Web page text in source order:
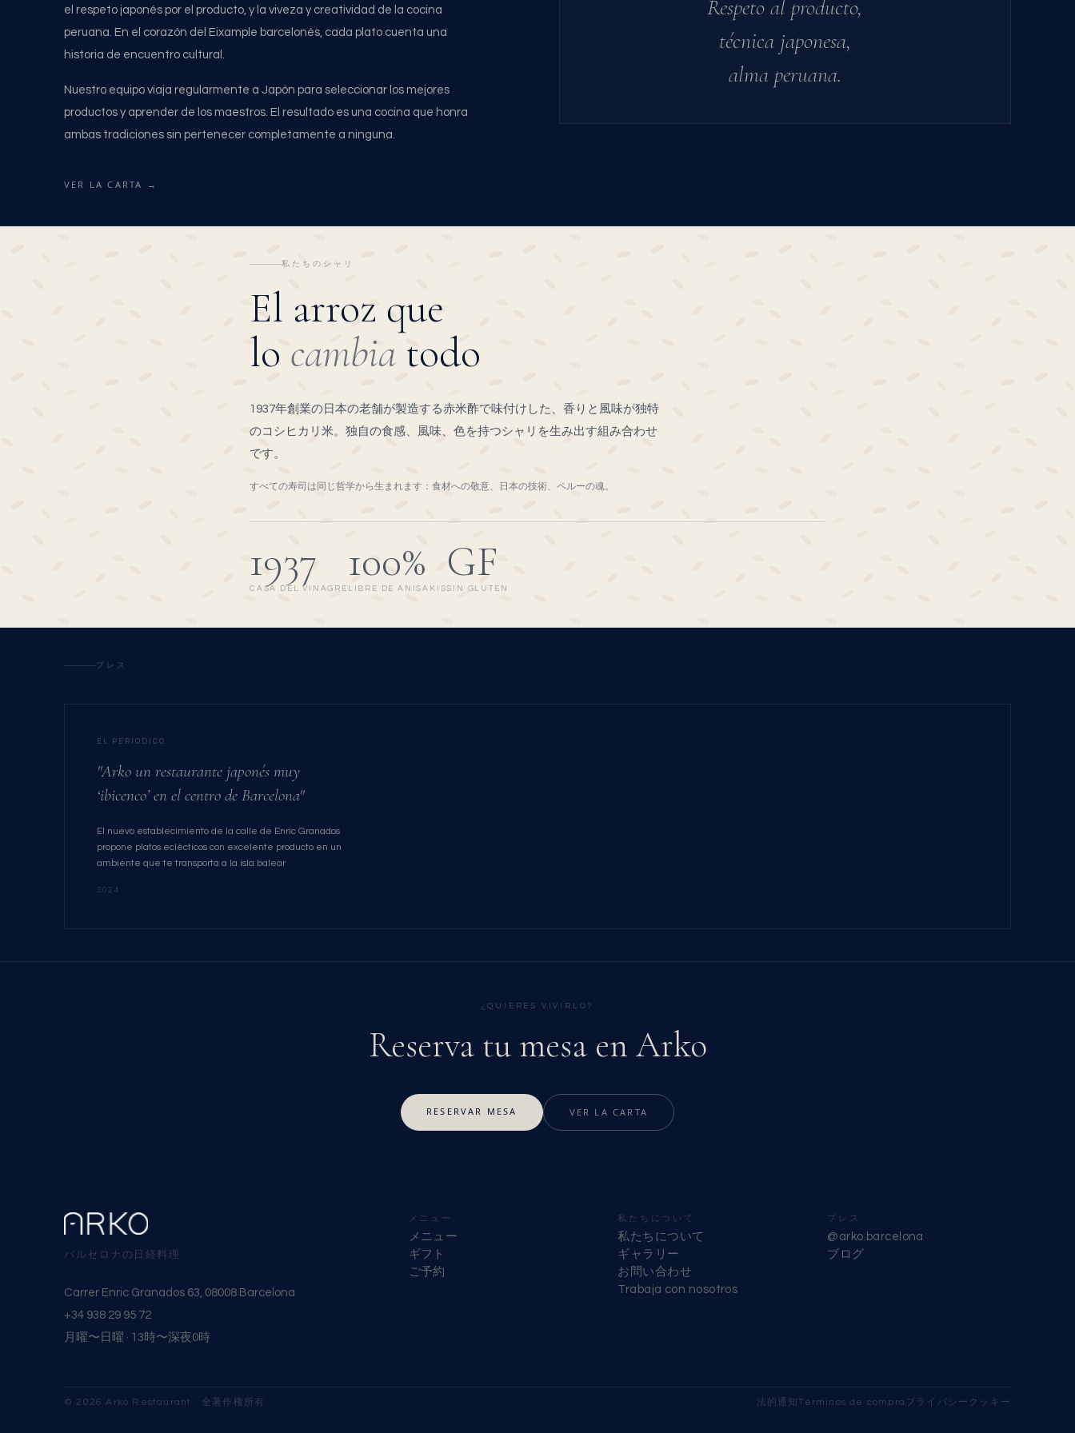
el respeto japonés por el producto, y la viveza y creatividad de la cocina
peruana. En el corazón del Eixample barcelonés, cada plato cuenta una
historia de encuentro cultural.
Nuestro equipo viaja regularmente a Japón para seleccionar los mejores
productos y aprender de los maestros. El resultado es una cocina que honra
ambas tradiciones sin pertenecer completamente a ninguna.
VER LA CARTA →
Respeto al producto,
técnica japonesa,
alma peruana.
私たちのシャリ
El arroz que
lo cambia todo
1937年創業の日本の老舗が製造する赤米酢で味付けした、香りと風味が独特
のコシヒカリ米。独自の食感、風味、色を持つシャリを生み出す組み合わせ
です。
すべての寿司は同じ哲学から生まれます：食材への敬意、日本の技術、ペルーの魂。
1937
CASA DEL VINAGRE
100%
LIBRE DE ANISAKIS
GF
SIN GLUTEN
プレス
EL PERIODICO
"Arko un restaurante japonés muy
‘ibicenco’ en el centro de Barcelona"
El nuevo establecimiento de la calle de Enric Granados
propone platos eclécticos con excelente producto en un
ambiente que te transporta a la isla balear
2024
¿QUIERES VIVIRLO?
Reserva tu mesa en Arko
RESERVAR MESA VER LA CARTA
バルセロナの日経料理
Carrer Enric Granados 63, 08008 Barcelona
+34 938 29 95 72
月曜〜日曜 · 13時〜深夜0時
メニュー
メニュー
ギフト
ご予約
私たちについて
私たちについて
ギャラリー
お問い合わせ
Trabaja con nosotros
プレス
@arko.barcelona
ブログ
© 2026 Arko Restaurant · 全著作権所有 法的通知Términos de compra プライバシー クッキー